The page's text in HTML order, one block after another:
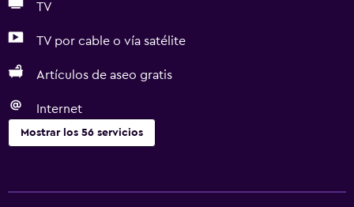
TV
TV por cable o vía satélite
Artículos de aseo gratis
Internet
Mostrar los 56 servicios
Tetera eléctrica